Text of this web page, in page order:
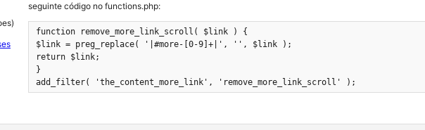
seguinte código no functions.php:
function remove_more_link_scroll( $link ) {
$link = preg_replace( '|#more-[0-9]+|', '', $link );
return $link;
}
add_filter( 'the_content_more_link', 'remove_more_link_scroll' );